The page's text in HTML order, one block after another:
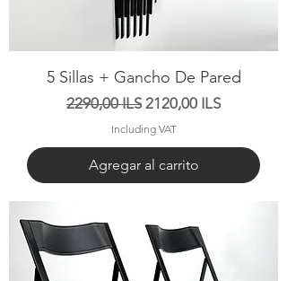
5 Sillas + Gancho De Pared
Precio
2290,00 ILS Precio de oferta
2120,00 ILS
Including VAT
Agregar al carrito